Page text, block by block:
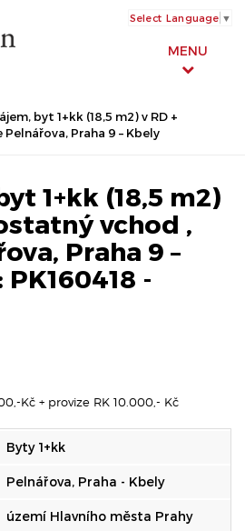
MENU
Select Language ▼
byt 1+kk (18,5 m2) v RD +
Praha 9 – Kbely
1+kk (18,5 m2)
vchod ,
Praha 9 –
PK160418 -
Kč + provize RK 10.000,- Kč
Byty 1+kk
Pelnářova, Praha - Kbely
území Hlavního města Prahy